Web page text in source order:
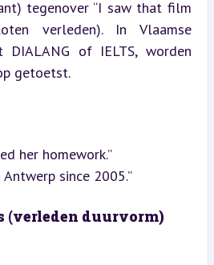
tegenover “I saw that film
verleden). In Vlaamse
DIALANG of IELTS, worden
getoetst.
her homework.”
since 2005.”
(verleden duurvorm)